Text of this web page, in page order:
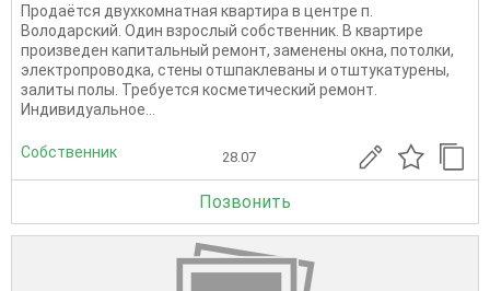
Продаётся двухкомнатная квартира в центре п.
Володарский. Один взрослый собственник. В квартире
произведен капитальный ремонт, заменены окна, потолки,
электропроводка, стены отшпаклеваны и отштукатурены,
залиты полы. Требуется косметический ремонт.
Индивидуальное...
Собственник 28.07
Позвонить